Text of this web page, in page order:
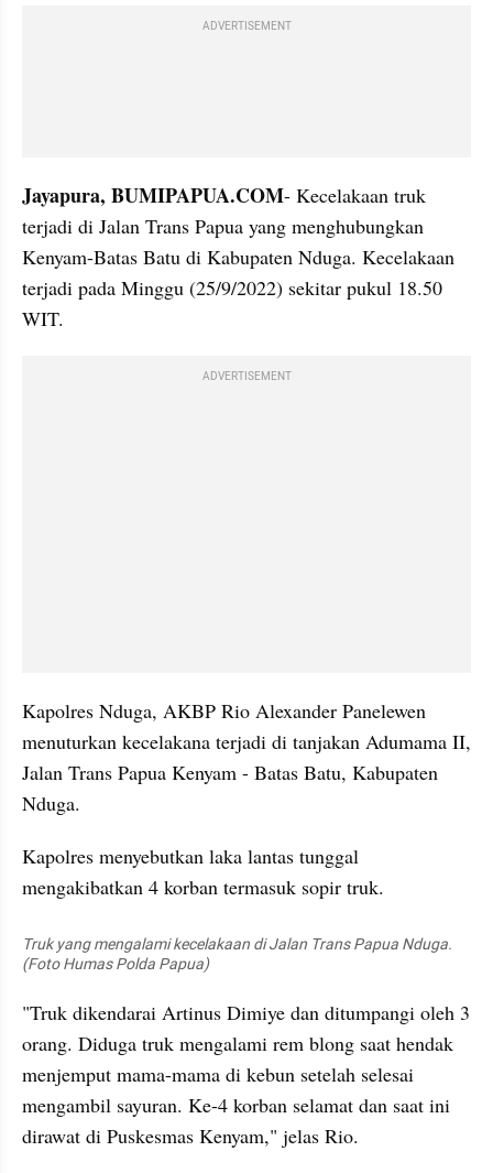
ADVERTISEMENT
Jayapura, BUMIPAPUA.COM- Kecelakaan truk
terjadi di Jalan Trans Papua yang menghubungkan
Kenyam-Batas Batu di Kabupaten Nduga. Kecelakaan
terjadi pada Minggu (25/9/2022) sekitar pukul 18.50
WIT.
ADVERTISEMENT
Kapolres Nduga, AKBP Rio Alexander Panelewen
menuturkan kecelakana terjadi di tanjakan Adumama II,
Jalan Trans Papua Kenyam - Batas Batu, Kabupaten
Nduga.
Kapolres menyebutkan laka lantas tunggal
mengakibatkan 4 korban termasuk sopir truk.
Truk yang mengalami kecelakaan di Jalan Trans Papua Nduga.
(Foto Humas Polda Papua)
"Truk dikendarai Artinus Dimiye dan ditumpangi oleh 3
orang. Diduga truk mengalami rem blong saat hendak
menjemput mama-mama di kebun setelah selesai
mengambil sayuran. Ke-4 korban selamat dan saat ini
dirawat di Puskesmas Kenyam," jelas Rio.